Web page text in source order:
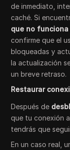
de inmediato,
caché. Si
que no funciona
confirme que el
bloqueadas y
la actualización
un breve retraso.
Restaurar
Después de
que tu conexión
tendrás que
En un caso real,